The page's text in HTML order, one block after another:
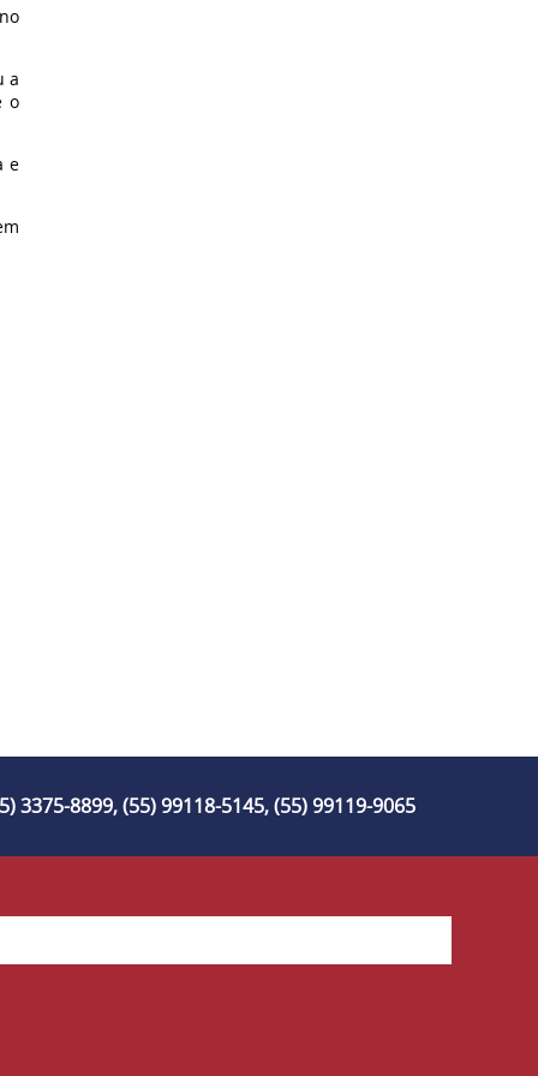
a
o
e
3375-8899, (55) 99118-5145, (55) 99119-9065